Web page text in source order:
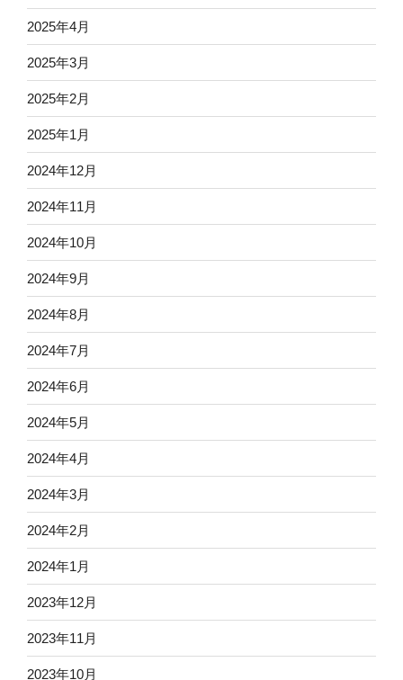
2025年4月
2025年3月
2025年2月
2025年1月
2024年12月
2024年11月
2024年10月
2024年9月
2024年8月
2024年7月
2024年6月
2024年5月
2024年4月
2024年3月
2024年2月
2024年1月
2023年12月
2023年11月
2023年10月